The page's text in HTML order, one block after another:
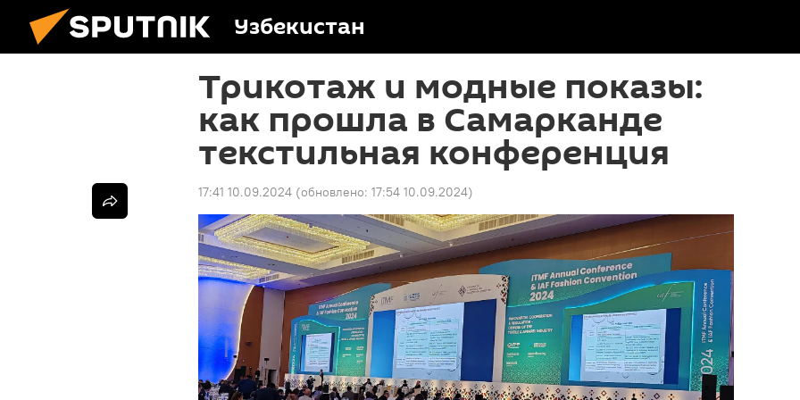
Узбекистан
Трикотаж и модные показы:
как прошла в Самарканде
текстильная конференция
17:41 10.09.2024 (обновлено: 17:54 10.09.2024)